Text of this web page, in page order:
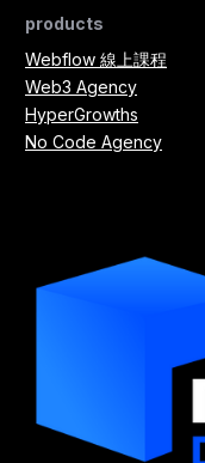
products
Webflow 線上課程
Web3 Agency
HyperGrowths
No Code Agency